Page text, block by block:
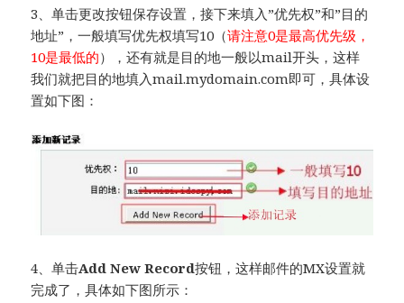
3、单击更改按钮保存设置，接下来填入”优先权”和”目的
地址”，一般填写优先权填写10（请注意0是最高优先级，
10是最低的），还有就是目的地一般以mail开头，这样
我们就把目的地填入mail.mydomain.com即可，具体设
置如下图：
4、单击Add New Record按钮，这样邮件的MX设置就
完成了，具体如下图所示：